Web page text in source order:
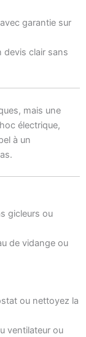
garantie sur
devis clair sans
mais une
électrique,
à un
gicleurs ou
de vidange ou
ou nettoyez la
ventilateur ou